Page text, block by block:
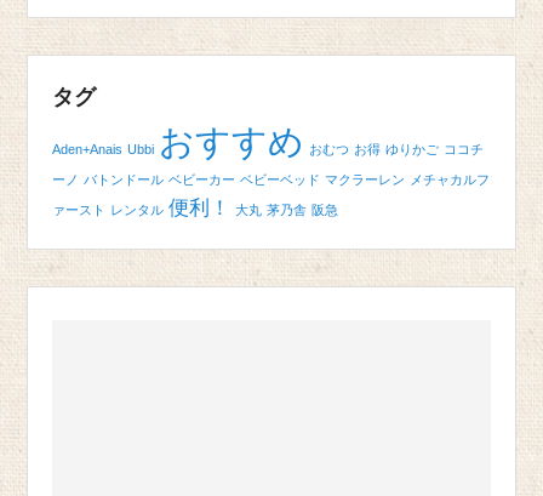
タグ
Aden+Anais Ubbi おすすめ おむつ お得 ゆりかご ココチ
ーノ バトンドール ベビーカー ベビーベッド マクラーレン メチャカルフ
ァースト レンタル 便利！ 大丸 茅乃舎 阪急